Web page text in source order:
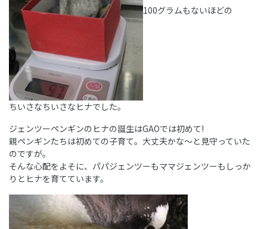
100グラムもないほどの
ちいさなちいさなヒナでした。
ジェンツーペンギンのヒナの誕生はGAOでは初めて!
親ペンギンたちは初めての子育て。大丈夫かな～と見守っていた
のですが。
そんな心配をよそに、パパジェンツーもママジェンツーもしっか
りとヒナを育てています。